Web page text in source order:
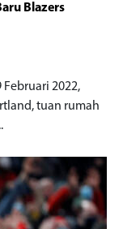
Blazers
Februari 2022,
tuan rumah